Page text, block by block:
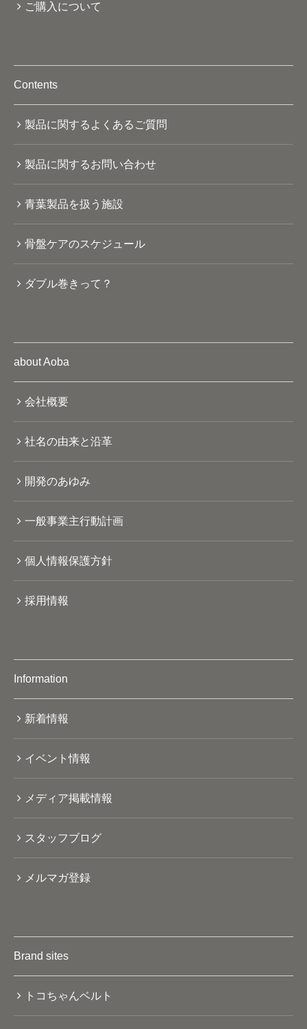
ご購入について
Contents
製品に関するよくあるご質問
製品に関するお問い合わせ
青葉製品を扱う施設
骨盤ケアのスケジュール
ダブル巻きって？
about Aoba
会社概要
社名の由来と沿革
開発のあゆみ
一般事業主行動計画
個人情報保護方針
採用情報
Information
新着情報
イベント情報
メディア掲載情報
スタッフブログ
メルマガ登録
Brand sites
トコちゃんベルト